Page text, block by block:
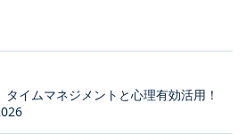
タイムマネジメントと心理有効活用！